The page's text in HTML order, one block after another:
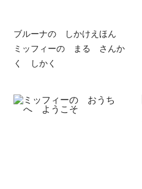
ブルーナの しかけえほん
ミッフィーの まる さんか
く しかく